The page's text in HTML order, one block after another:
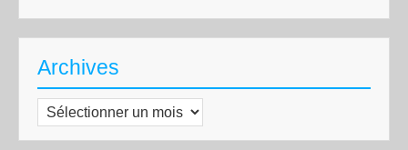
Archives
Archives